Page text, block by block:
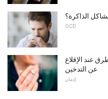
الذاكرة؟
OCD
عند الإقلاع
عن التدخين
إدمان